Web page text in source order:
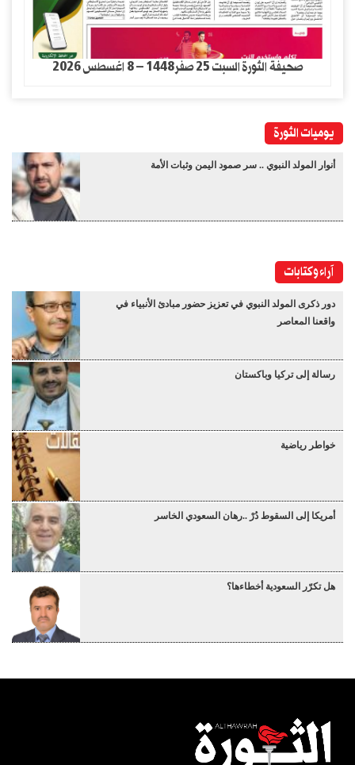
صحيفة الثورة السبت 25 صفر1448 – 8 اغسطس 2026
يوميات الثورة
أنوار المولد النبوي .. سر صمود اليمن وثبات الأمة
آراء وكتابات
دور ذكرى المولد النبوي في تعزيز حضور مبادئ الأنبياء في
واقعنا المعاصر
رسالة إلى تركيا وباكستان
خواطر رياضية
أمريكا إلى السقوط دُرْ ..رهان السعودي الخاسر
هل تكرّر السعودية أخطاءها؟